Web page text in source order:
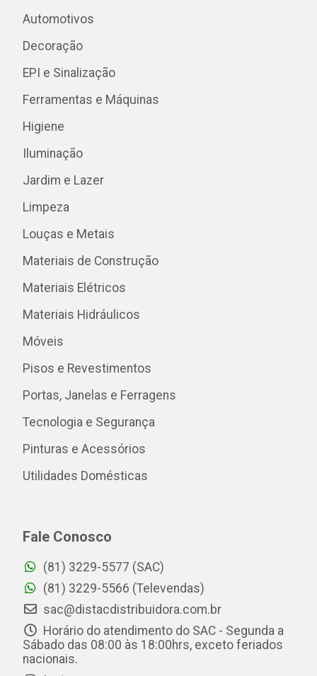
Automotivos
Decoração
EPI e Sinalização
Ferramentas e Máquinas
Higiene
Iluminação
Jardim e Lazer
Limpeza
Louças e Metais
Materiais de Construção
Materiais Elétricos
Materiais Hidráulicos
Móveis
Pisos e Revestimentos
Portas, Janelas e Ferragens
Tecnologia e Segurança
Pinturas e Acessórios
Utilidades Domésticas
Fale Conosco
(81) 3229-5577 (SAC)
(81) 3229-5566 (Televendas)
sac@distacdistribuidora.com.br
Horário do atendimento do SAC - Segunda a
Sábado das 08:00 às 18:00hrs, exceto feriados
nacionais.